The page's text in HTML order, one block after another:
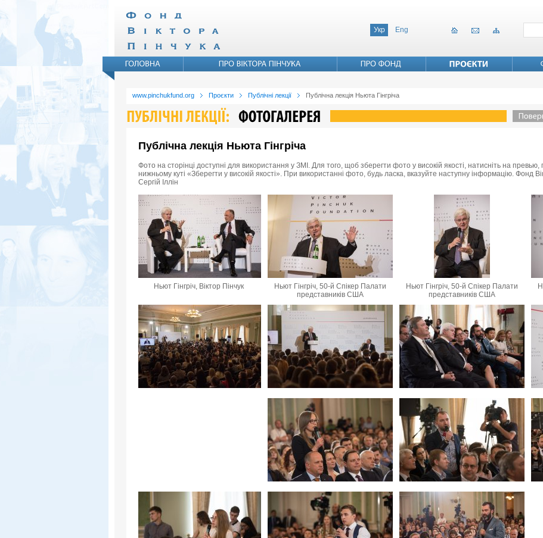
Укр Eng
www.pinchukfund.org Проєкти Публічні лекції Публічна лекція Ньюта Гінгріча
Публічна лекція Ньюта Гінгріча
Фото на сторінці доступні для використання у ЗМІ. Для того, щоб зберегти фото у високій якості, натисніть на
нижньому куті «Зберегти у високій якості». При використанні фото, будь ласка, вказуйте наступну інформацію. Фонд
Сергій Іллін
Ньют Гінгріч, Віктор Пінчук
Ньют Гінгріч, 50-й Спікер Палати
представників США
Ньют Гінгріч, 50-й Спікер Палати
представників США